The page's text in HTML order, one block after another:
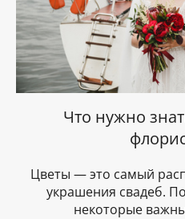
Что нужно
Цветы — это самый
украшения свадеб.
некоторые